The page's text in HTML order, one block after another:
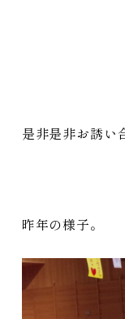
是非是非お誘い
昨年の様子。